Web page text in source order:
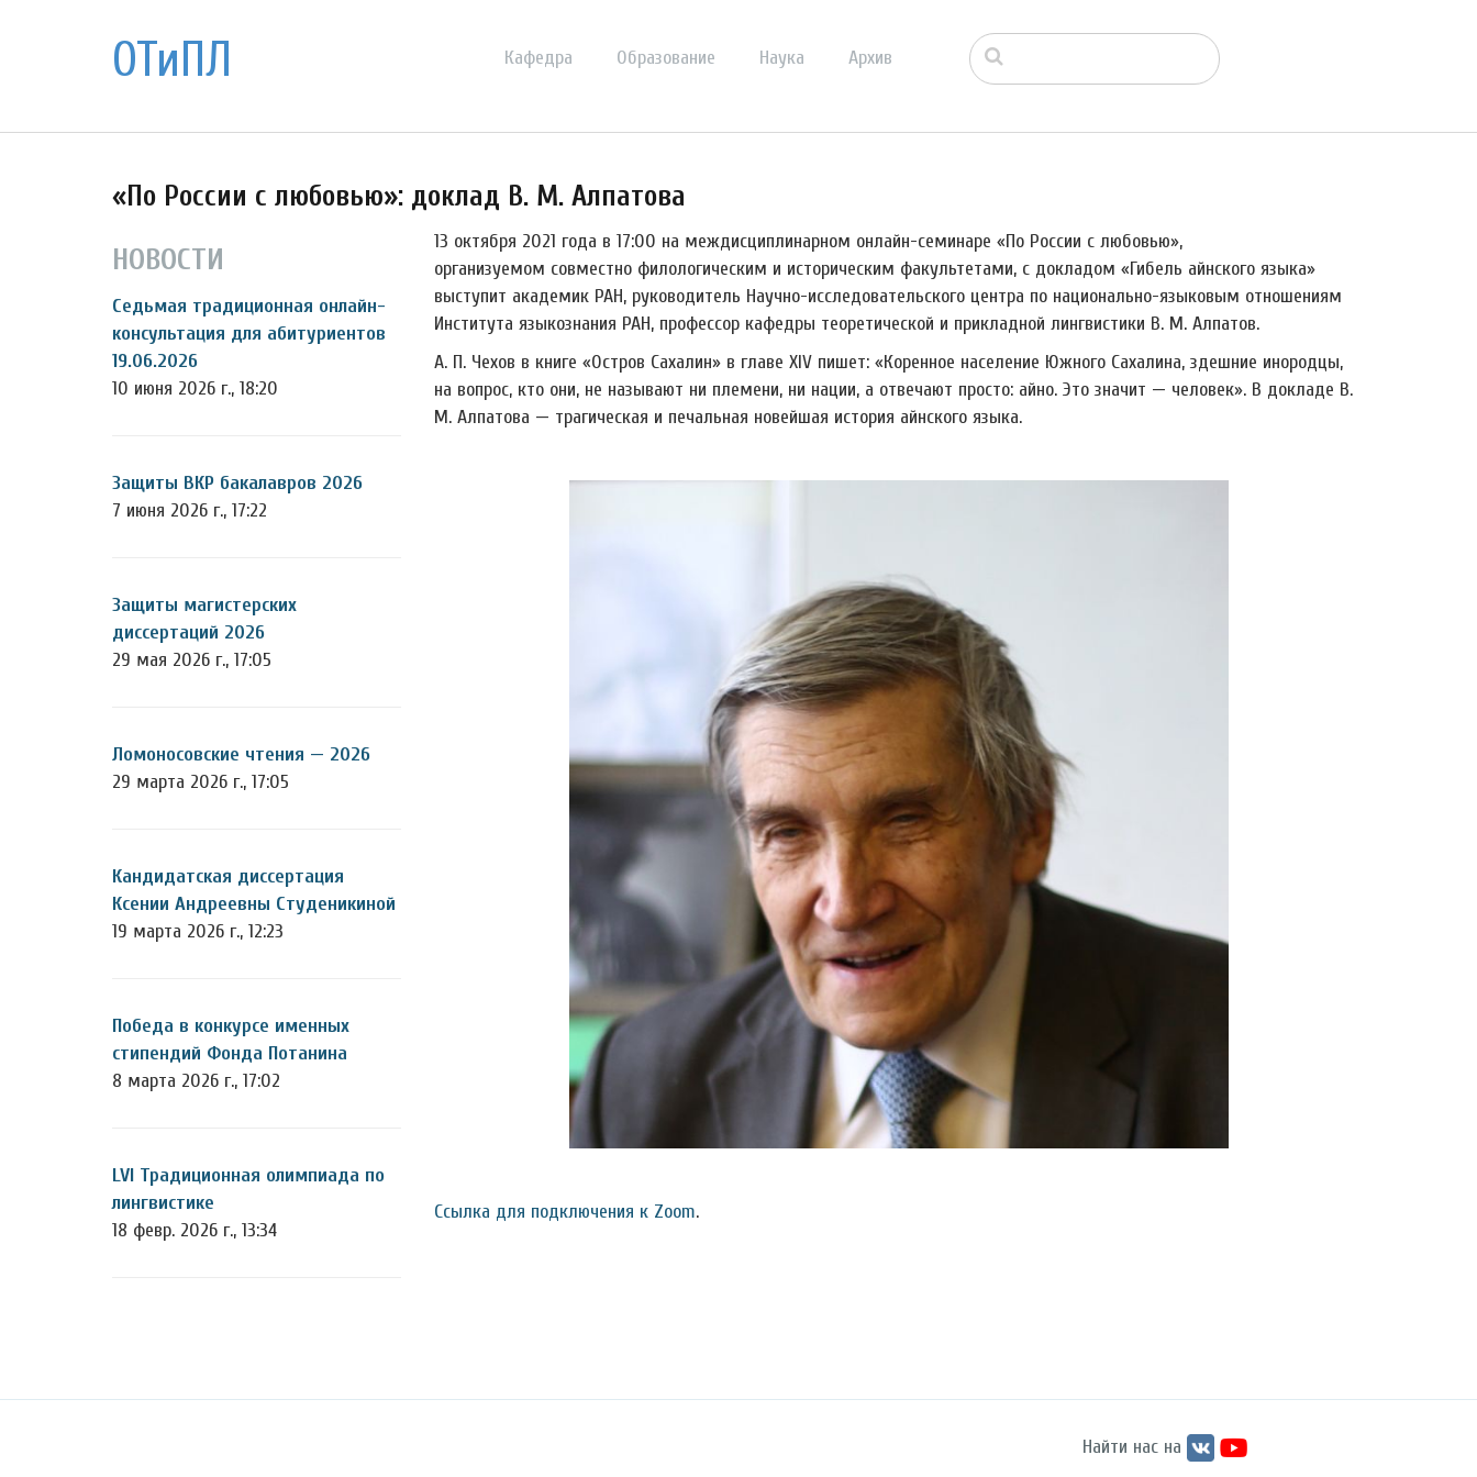
ОТиПЛ Кафедра Образование Наука Архив
«По России с любовью»: доклад В. М. Алпатова
НОВОСТИ
Седьмая традиционная онлайн-
консультация для абитуриентов
19.06.2026
10 июня 2026 г., 18:20
Защиты ВКР бакалавров 2026
7 июня 2026 г., 17:22
Защиты магистерских
диссертаций 2026
29 мая 2026 г., 17:05
Ломоносовские чтения — 2026
29 марта 2026 г., 17:05
Кандидатская диссертация
Ксении Андреевны Студеникиной
19 марта 2026 г., 12:23
Победа в конкурсе именных
стипендий Фонда Потанина
8 марта 2026 г., 17:02
LVI Традиционная олимпиада по
лингвистике
18 февр. 2026 г., 13:34
13 октября 2021 года в 17:00 на междисциплинарном онлайн-семинаре «По России с любовью»,
организуемом совместно филологическим и историческим факультетами, с докладом «Гибель айнского языка»
выступит академик РАН, руководитель Научно-исследовательского центра по национально-языковым отношениям
Института языкознания РАН, профессор кафедры теоретической и прикладной лингвистики В. М. Алпатов.
А. П. Чехов в книге «Остров Сахалин» в главе XIV пишет: «Коренное население Южного Сахалина, здешние инородцы,
на вопрос, кто они, не называют ни племени, ни нации, а отвечают просто: айно. Это значит — человек». В докладе В.
М. Алпатова — трагическая и печальная новейшая история айнского языка.
Ссылка для подключения к Zoom.
Найти нас на